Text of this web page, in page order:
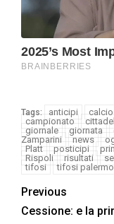
Tags: anticipi calcio
campionato
giornale
giornata
Zamparini
news
Platt
posticipi
Rispoli
risultati
tifosi
tifosi palermo
Previous
Cessione: e la